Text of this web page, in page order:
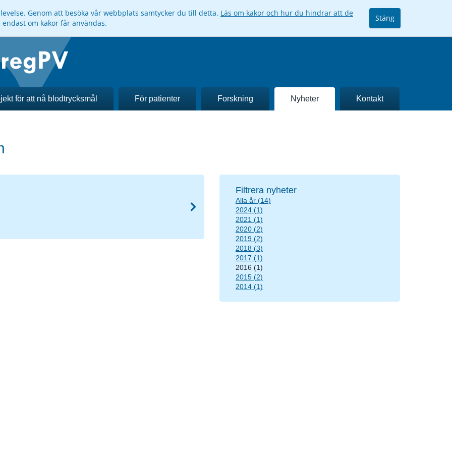
Genom att besöka vår webbplats samtycker du till detta. Läs om kakor och hur du hindrar att de
om kakor får användas.
Stäng
för att nå blodtrycksmål För patienter Forskning Nyheter Kontakt
Filtrera nyheter
Alla år (14)
2024 (1)
2021 (1)
2020 (2)
2019 (2)
2018 (3)
2017 (1)
2016 (1)
2015 (2)
2014 (1)